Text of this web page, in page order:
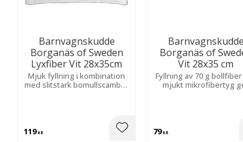
Barnvagnskudde
Borganäs of Sweden
Lyxfiber Vit 28x35cm
Mjuk fyllning i kombination
med slitstark bomullscambric
119KR Lägg till i favoriter
Barnvagnskudde
Borganäs of
Vit 28x35 cm
Fyllning av 70 g
mjukt mikrofibertyg
79KR